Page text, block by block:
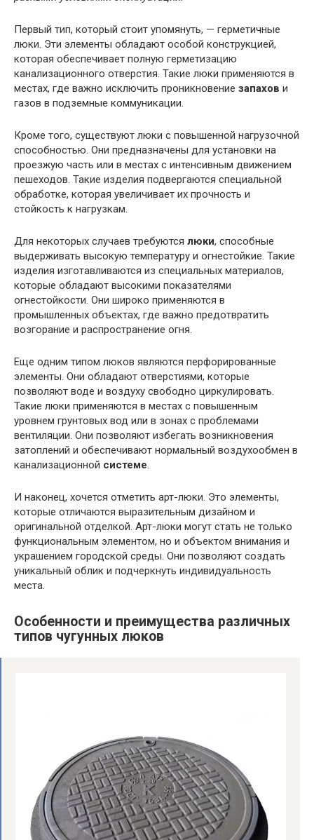
Первый тип, который стоит упомянуть, — герметичные
люки. Эти элементы обладают особой конструкцией,
которая обеспечивает полную герметизацию
канализационного отверстия. Такие люки применяются в
местах, где важно исключить проникновение запахов и
газов в подземные коммуникации.
Кроме того, существуют люки с повышенной нагрузочной
способностью. Они предназначены для установки на
проезжую часть или в местах с интенсивным движением
пешеходов. Такие изделия подвергаются специальной
обработке, которая увеличивает их прочность и
стойкость к нагрузкам.
Для некоторых случаев требуются люки, способные
выдерживать высокую температуру и огнестойкие. Такие
изделия изготавливаются из специальных материалов,
которые обладают высокими показателями
огнестойкости. Они широко применяются в
промышленных объектах, где важно предотвратить
возгорание и распространение огня.
Еще одним типом люков являются перфорированные
элементы. Они обладают отверстиями, которые
позволяют воде и воздуху свободно циркулировать.
Такие люки применяются в местах с повышенным
уровнем грунтовых вод или в зонах с проблемами
вентиляции. Они позволяют избегать возникновения
затоплений и обеспечивают нормальный воздухообмен в
канализационной системе.
И наконец, хочется отметить арт-люки. Это элементы,
которые отличаются выразительным дизайном и
оригинальной отделкой. Арт-люки могут стать не только
функциональным элементом, но и объектом внимания и
украшением городской среды. Они позволяют создать
уникальный облик и подчеркнуть индивидуальность
места.
Особенности и преимущества различных
типов чугунных люков